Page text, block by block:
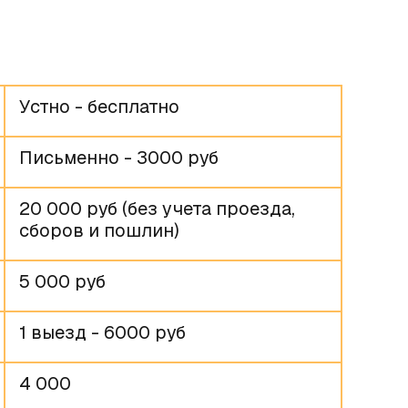
Устно - бесплатно
Письменно - 3000 руб
20 000 руб (без учета проезда,
сборов и пошлин)
5 000 руб
1 выезд - 6000 руб
4 000